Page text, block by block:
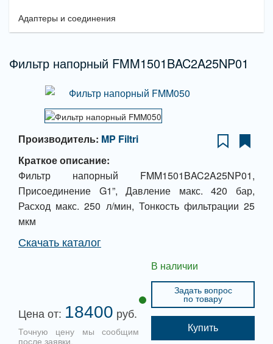
Адаптеры и соединения
Фильтр напорный FMM1501BAC2A25NP01
Производитель: MP Filtri
Краткое описание:
Фильтр напорный FMM1501BAC2A25NP01,
Присоединение G1”, Давление макс. 420 бар,
Расход макс. 250 л/мин, Тонкость фильтрации 25
мкм
Скачать каталог
Цена от: 18400 руб.
Точную цену мы сообщим
после заявки.
В наличии
Задать вопрос
по товару
Купить